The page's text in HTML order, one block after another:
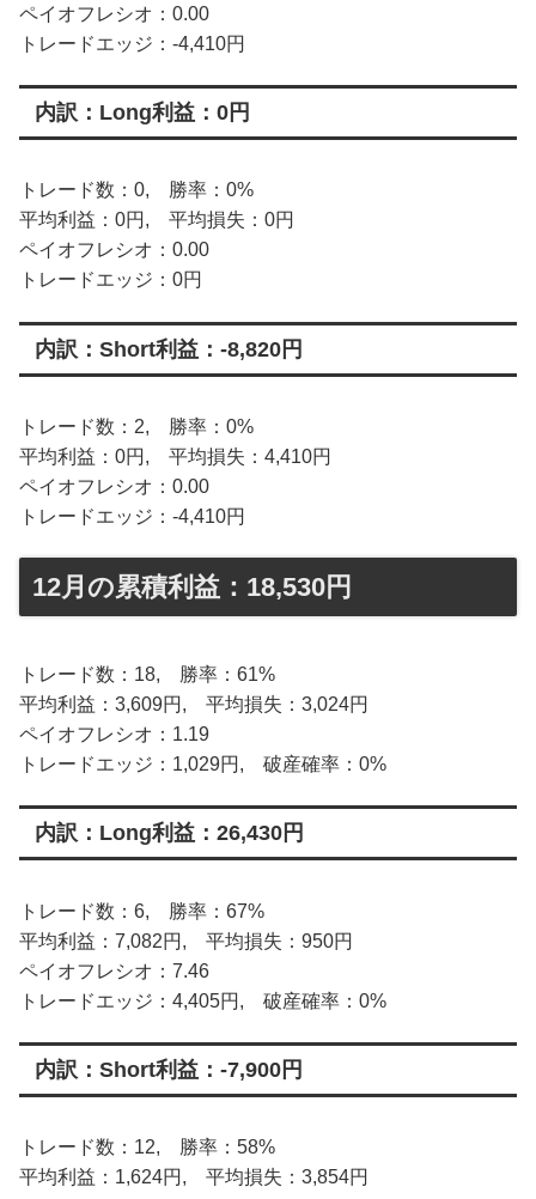
ペイオフレシオ：0.00
トレードエッジ：-4,410円
内訳：Long利益：0円
トレード数：0, 勝率：0%
平均利益：0円, 平均損失：0円
ペイオフレシオ：0.00
トレードエッジ：0円
内訳：Short利益：-8,820円
トレード数：2, 勝率：0%
平均利益：0円, 平均損失：4,410円
ペイオフレシオ：0.00
トレードエッジ：-4,410円
12月の累積利益：18,530円
トレード数：18, 勝率：61%
平均利益：3,609円, 平均損失：3,024円
ペイオフレシオ：1.19
トレードエッジ：1,029円, 破産確率：0%
内訳：Long利益：26,430円
トレード数：6, 勝率：67%
平均利益：7,082円, 平均損失：950円
ペイオフレシオ：7.46
トレードエッジ：4,405円, 破産確率：0%
内訳：Short利益：-7,900円
トレード数：12, 勝率：58%
平均利益：1,624円, 平均損失：3,854円